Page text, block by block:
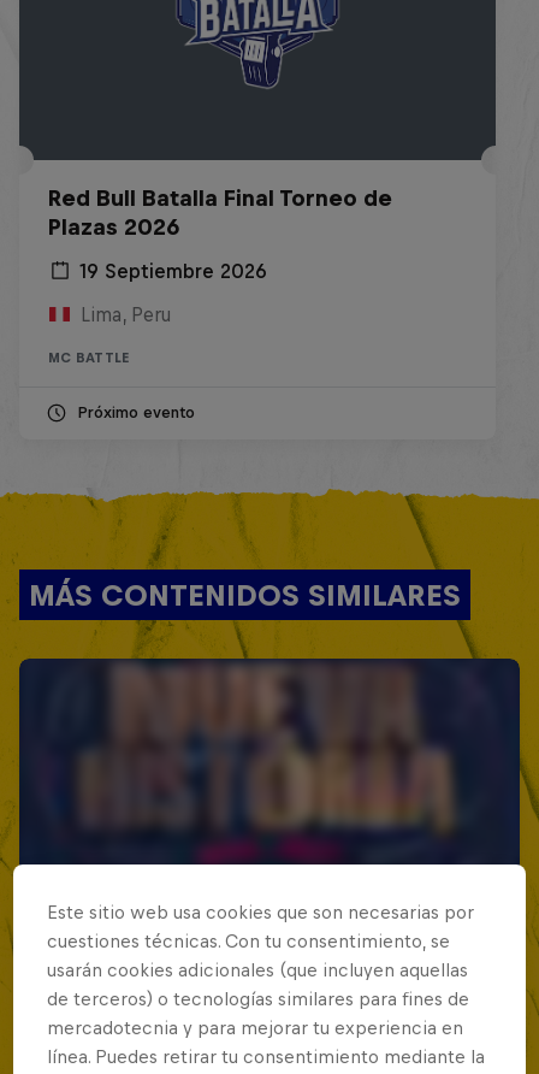
Red Bull Batalla Final Torneo de
Plazas 2026
19 Septiembre 2026
Lima, Peru
MC BATTLE
Próximo evento
MÁS CONTENIDOS SIMILARES
Este sitio web usa cookies que son necesarias por
cuestiones técnicas. Con tu consentimiento, se
usarán cookies adicionales (que incluyen aquellas
de terceros) o tecnologías similares para fines de
mercadotecnia y para mejorar tu experiencia en
línea. Puedes retirar tu consentimiento mediante la